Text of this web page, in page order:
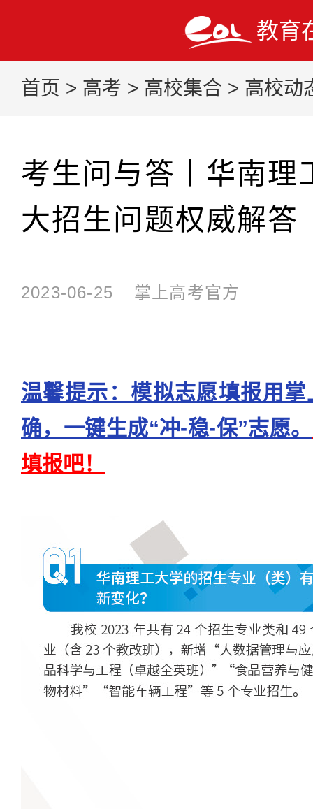
教育
首页 > 高考 > 高校集合 > 高校动
考生问与答丨华南理
大招生问题权威解答
2023-06-25 掌上高考官方
温馨提示：模拟志愿填报用
确，一键生成“冲-稳-保”志愿。
填报吧！